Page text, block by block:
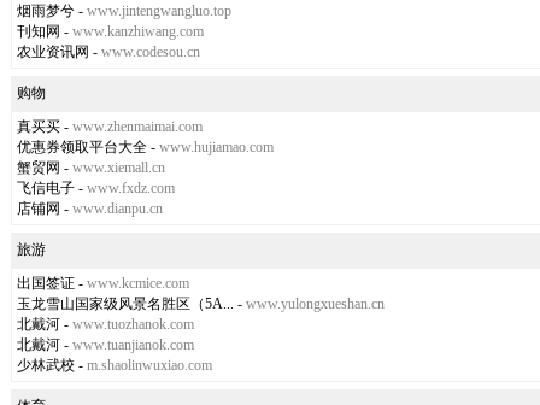
烟雨梦兮 - www.jintengwangluo.top
刊知网 - www.kanzhiwang.com
农业资讯网 - www.codesou.cn
购物
真买买 - www.zhenmaimai.com
优惠券领取平台大全 - www.hujiamao.com
蟹贸网 - www.xiemall.cn
飞信电子 - www.fxdz.com
店铺网 - www.dianpu.cn
旅游
出国签证 - www.kcmice.com
玉龙雪山国家级风景名胜区（5A... - www.yulongxueshan.cn
北戴河 - www.tuozhanok.com
北戴河 - www.tuanjianok.com
少林武校 - m.shaolinwuxiao.com